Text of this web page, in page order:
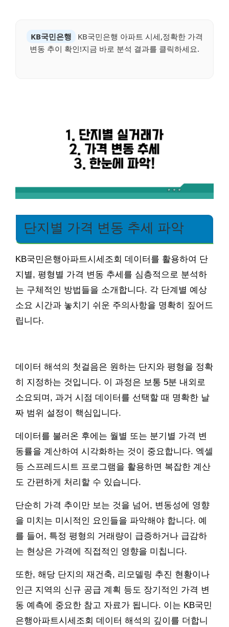
KB국민은행
KB국민은행 아파트 시세,정확한 가격
변동 추이 확인!지금 바로 분석 결과를 클릭하세요.
단지별 가격 변동 추세 파악
KB국민은행아파트시세조회 데이터를 활용하여 단
지별, 평형별 가격 변동 추세를 심층적으로 분석하
는 구체적인 방법들을 소개합니다. 각 단계별 예상
소요 시간과 놓치기 쉬운 주의사항을 명확히 짚어드
립니다.
데이터 해석의 첫걸음은 원하는 단지와 평형을 정확
히 지정하는 것입니다. 이 과정은 보통 5분 내외로
소요되며, 과거 시점 데이터를 선택할 때 명확한 날
짜 범위 설정이 핵심입니다.
데이터를 불러온 후에는 월별 또는 분기별 가격 변
동률을 계산하여 시각화하는 것이 중요합니다. 엑셀
등 스프레드시트 프로그램을 활용하면 복잡한 계산
도 간편하게 처리할 수 있습니다.
단순히 가격 추이만 보는 것을 넘어, 변동성에 영향
을 미치는 미시적인 요인들을 파악해야 합니다. 예
를 들어, 특정 평형의 거래량이 급증하거나 급감하
는 현상은 가격에 직접적인 영향을 미칩니다.
또한, 해당 단지의 재건축, 리모델링 추진 현황이나
인근 지역의 신규 공급 계획 등도 장기적인 가격 변
동 예측에 중요한 참고 자료가 됩니다. 이는 KB국민
은행아파트시세조회 데이터 해석의 깊이를 더합니